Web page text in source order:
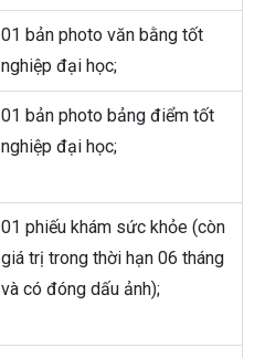
01 bản photo văn bằng tốt
nghiệp đại học;
01 bản photo bảng điểm tốt
nghiệp đại học;
01 phiếu khám sức khỏe (còn
giá trị trong thời hạn 06 tháng
và có đóng dấu ảnh);